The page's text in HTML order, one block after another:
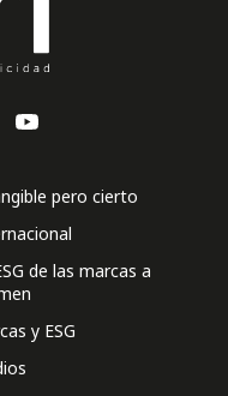
pero cierto
de las marcas a
y ESG